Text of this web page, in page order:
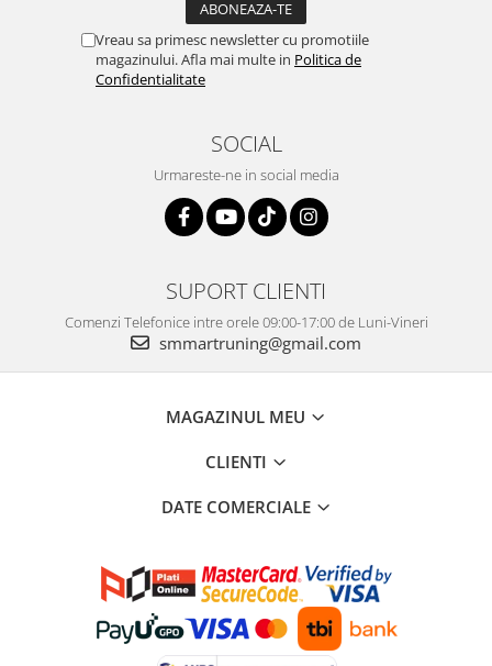
Vreau sa primesc newsletter cu promotiile
magazinului. Afla mai multe in Politica de
Confidentialitate
SOCIAL
Urmareste-ne in social media
SUPORT CLIENTI
Comenzi Telefonice intre orele 09:00-17:00 de Luni-Vineri
smmartruning@gmail.com
MAGAZINUL MEU
CLIENTI
DATE COMERCIALE